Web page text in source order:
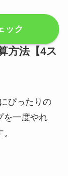
ック
方法【4ス
ぴったりの
を一度やれ